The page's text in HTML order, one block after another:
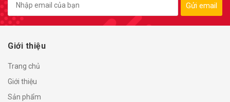
Gửi email
Giới thiệu
Trang chủ
Giới thiệu
Sản phẩm